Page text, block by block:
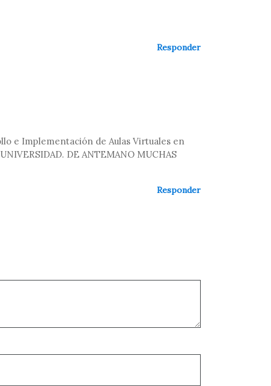
Responder
e Implementación de Aulas Virtuales en
DE ANTEMANO MUCHAS
Responder